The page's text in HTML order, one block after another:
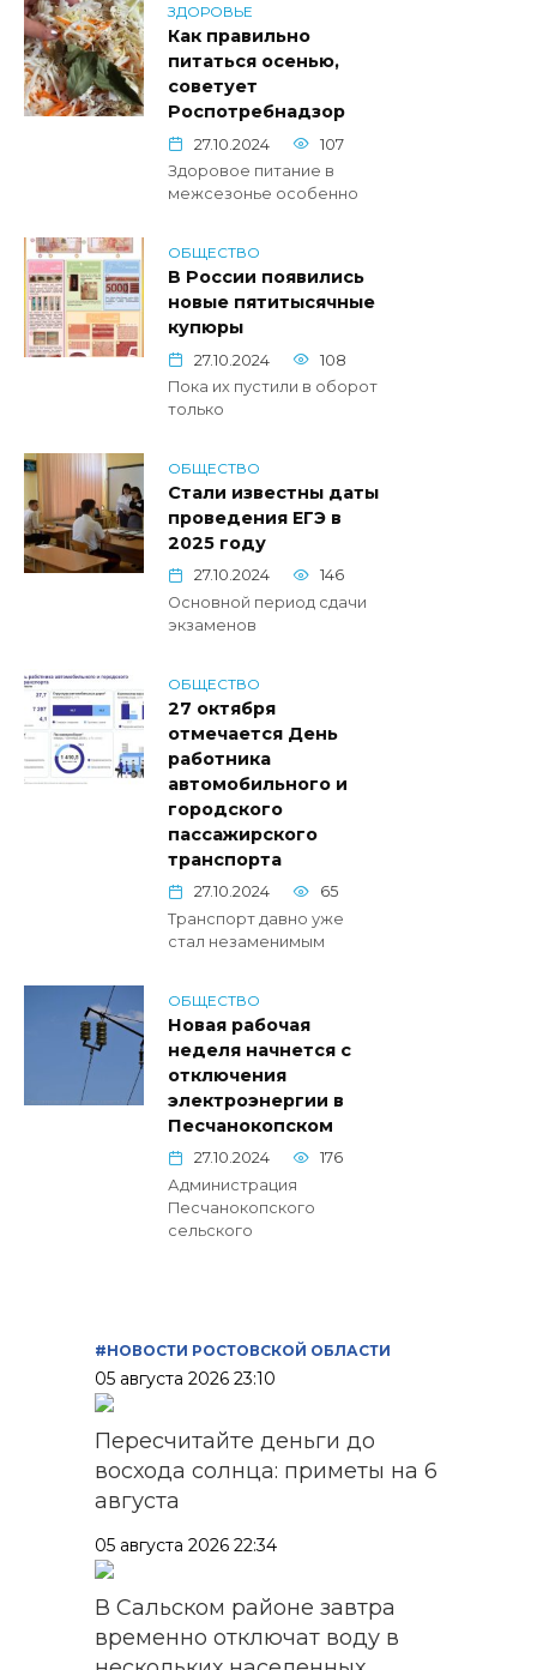
ЗДОРОВЬЕ
Как правильно
питаться осенью,
советует
Роспотребнадзор
27.10.2024
107
Здоровое питание в
межсезонье особенно
ОБЩЕСТВО
В России появились
новые пятитысячные
купюры
27.10.2024
108
Пока их пустили в оборот
только
ОБЩЕСТВО
Стали известны даты
проведения ЕГЭ в
2025 году
27.10.2024
146
Основной период сдачи
экзаменов
ОБЩЕСТВО
27 октября
отмечается День
работника
автомобильного и
городского
пассажирского
транспорта
27.10.2024
65
Транспорт давно уже
стал незаменимым
ОБЩЕСТВО
Новая рабочая
неделя начнется с
отключения
электроэнергии в
Песчанокопском
27.10.2024
176
Администрация
Песчанокопского
сельского
#НОВОСТИ РОСТОВСКОЙ ОБЛАСТИ
05 августа 2026 23:10
Пересчитайте деньги до
восхода солнца: приметы на 6
августа
05 августа 2026 22:34
В Сальском районе завтра
временно отключат воду в